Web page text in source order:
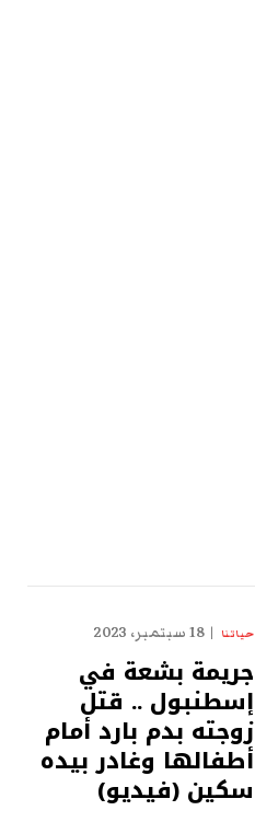
حياتنا 18 سبتمبر، 2023
جريمة بشعة في
إسطنبول .. قتل
زوجته بدم بارد أمام
أطفالها وغادر بيده
سكين (فيديو)